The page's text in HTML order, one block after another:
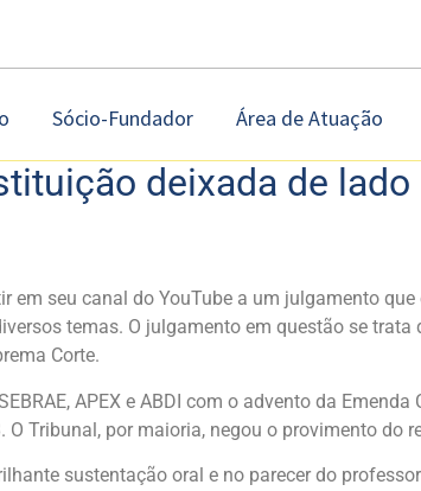
Sócio-Fundador Área de Atuação
deixada de lado
seu canal do YouTube a um julgamento
temas. O julgamento em questão se
Corte.
APEX e ABDI com o advento da
Tribunal, por maioria, negou o provimento do
sustentação oral e no parecer do